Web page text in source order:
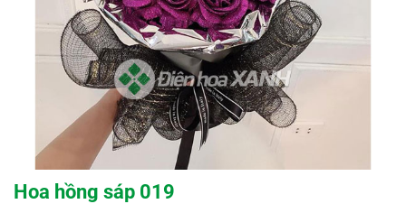
Hoa hồng sáp 019